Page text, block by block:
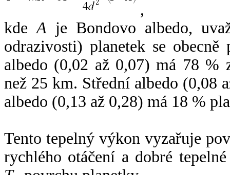
,
kdeA je Bondovo albedo,
odrazivosti) planetek se
albedo (0,02 až 0,07) má 78 %
než 25 km. Střední albedo (0,08
albedo (0,13 až 0,28) má 18 %
Tento tepelný výkon vyzařuje
rychlého otáčení a dobré